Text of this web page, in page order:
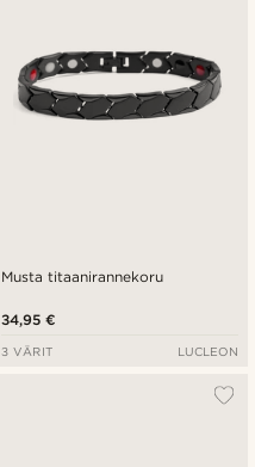
Musta titaanirannekoru
34,95 €
3 VÄRIT LUCLEON